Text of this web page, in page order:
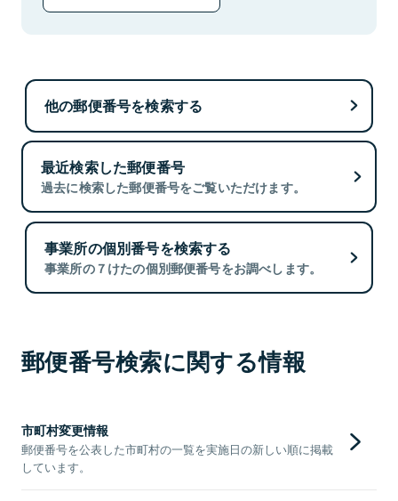
他の郵便番号を検索する
最近検索した郵便番号
過去に検索した郵便番号をご覧いただけます。
事業所の個別番号を検索する
事業所の７けたの個別郵便番号をお調べします。
郵便番号検索に関する情報
市町村変更情報
郵便番号を公表した市町村の一覧を実施日の新しい順に掲載
しています。